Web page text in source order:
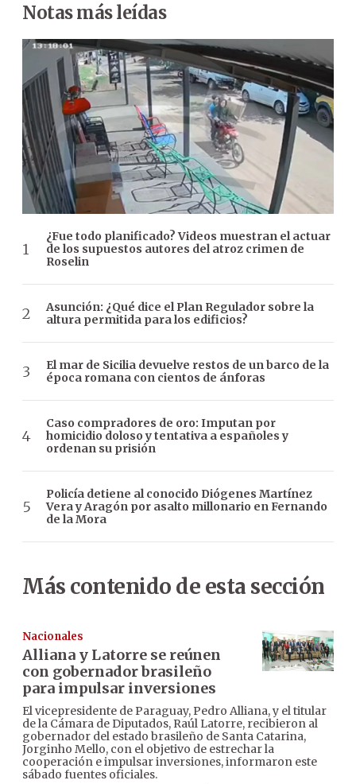
Notas más leídas
¿Fue todo planificado? Videos muestran el actuar
de los supuestos autores del atroz crimen de
Roselin
Asunción: ¿Qué dice el Plan Regulador sobre la
altura permitida para los edificios?
El mar de Sicilia devuelve restos de un barco de la
época romana con cientos de ánforas
Caso compradores de oro: Imputan por
homicidio doloso y tentativa a españoles y
ordenan su prisión
Policía detiene al conocido Diógenes Martínez
Vera y Aragón por asalto millonario en Fernando
de la Mora
Más contenido de esta sección
Nacionales
Alliana y Latorre se reúnen
con gobernador brasileño
para impulsar inversiones
El vicepresidente de Paraguay, Pedro Alliana, y el titular
de la Cámara de Diputados, Raúl Latorre, recibieron al
gobernador del estado brasileño de Santa Catarina,
Jorginho Mello, con el objetivo de estrechar la
cooperación e impulsar inversiones, informaron este
sábado fuentes oficiales.